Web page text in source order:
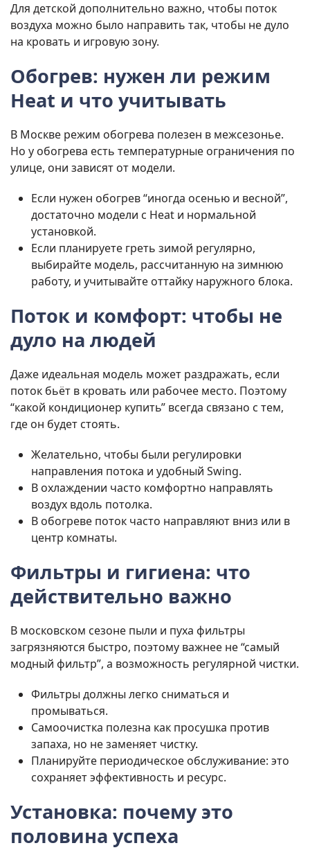
Для детской дополнительно важно, чтобы поток
воздуха можно было направить так, чтобы не дуло
на кровать и игровую зону.
Обогрев: нужен ли режим
Heat и что учитывать
В Москве режим обогрева полезен в межсезонье.
Но у обогрева есть температурные ограничения по
улице, они зависят от модели.
Если нужен обогрев “иногда осенью и весной”,
достаточно модели с Heat и нормальной
установкой.
Если планируете греть зимой регулярно,
выбирайте модель, рассчитанную на зимнюю
работу, и учитывайте оттайку наружного блока.
Поток и комфорт: чтобы не
дуло на людей
Даже идеальная модель может раздражать, если
поток бьёт в кровать или рабочее место. Поэтому
“какой кондиционер купить” всегда связано с тем,
где он будет стоять.
Желательно, чтобы были регулировки
направления потока и удобный Swing.
В охлаждении часто комфортно направлять
воздух вдоль потолка.
В обогреве поток часто направляют вниз или в
центр комнаты.
Фильтры и гигиена: что
действительно важно
В московском сезоне пыли и пуха фильтры
загрязняются быстро, поэтому важнее не “самый
модный фильтр”, а возможность регулярной чистки.
Фильтры должны легко сниматься и
промываться.
Самоочистка полезна как просушка против
запаха, но не заменяет чистку.
Планируйте периодическое обслуживание: это
сохраняет эффективность и ресурс.
Установка: почему это
половина успеха